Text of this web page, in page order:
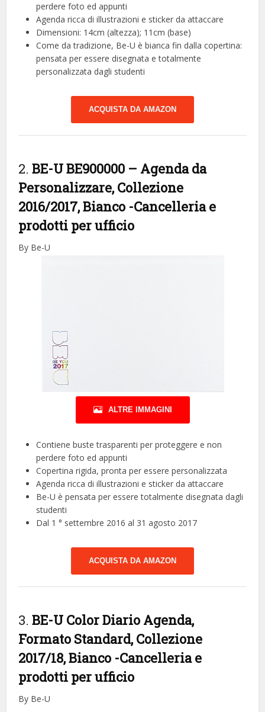
perdere foto ed appunti
Agenda ricca di illustrazioni e sticker da attaccare
Dimensioni: 14cm (altezza); 11cm (base)
Come da tradizione, Be-U è bianca fin dalla copertina:
pensata per essere disegnata e totalmente
personalizzata dagli studenti
ACQUISTA DA AMAZON
2.BE-U BE900000 – Agenda da
Personalizzare, Collezione
2016/2017, Bianco -Cancelleria e
prodotti per ufficio
By Be-U
ALTRE IMMAGINI
Contiene buste trasparenti per proteggere e non
perdere foto ed appunti
Copertina rigida, pronta per essere personalizzata
Agenda ricca di illustrazioni e sticker da attaccare
Be-U è pensata per essere totalmente disegnata dagli
studenti
Dal 1 ° settembre 2016 al 31 agosto 2017
ACQUISTA DA AMAZON
3.BE-U Color Diario Agenda,
Formato Standard, Collezione
2017/18, Bianco -Cancelleria e
prodotti per ufficio
By Be-U